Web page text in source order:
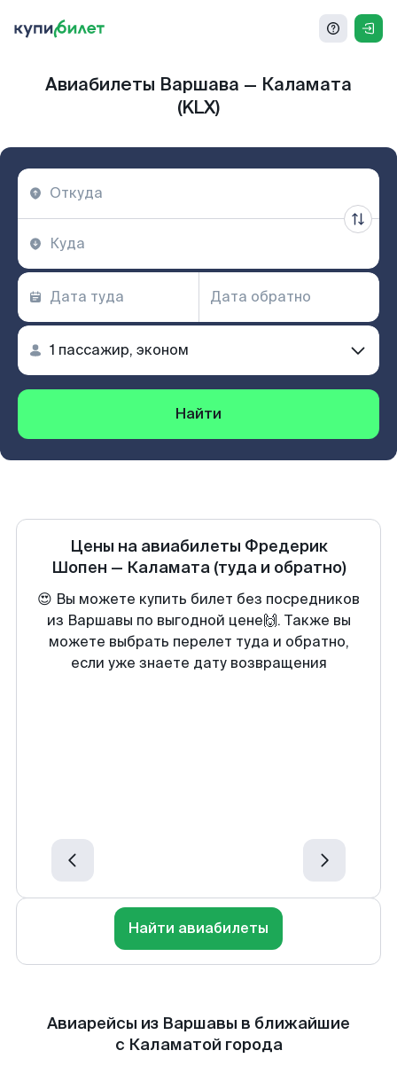
Авиабилеты Варшава — Каламата
(KLX)
Найти
Цены на авиабилеты Фредерик
Шопен — Каламата (туда и обратно)
😍 Вы можете купить билет без посредников
из Варшавы по выгодной цене🙌. Также вы
можете выбрать перелет туда и обратно,
если уже знаете дату возвращения
Найти авиабилеты
Авиарейсы из Варшавы в ближайшие
с Каламатой города